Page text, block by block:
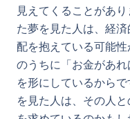
見えてくることがあ
た夢を見た人は、経
配を抱えている可能
のうちに「お金があ
を形にしているから
を見た人は、その人